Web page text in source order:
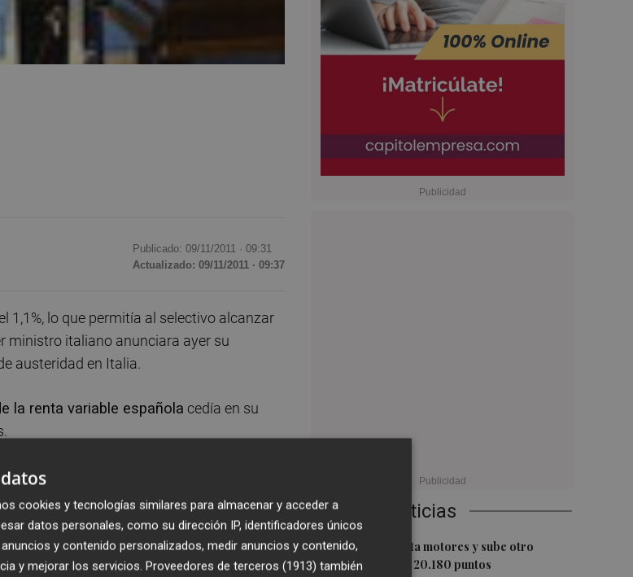
Últimas Noticias
1El Ibex 35 aprieta motores y sube otro
0,62%, hasta los 20.180 puntos
Publicado: 09/11/2011 · 09:31
Actualizado: 09/11/2011 · 09:37
1,1%, lo que permitía al selectivo alcanzar
ministro italiano anunciara ayer su
austeridad en Italia.
la renta variable española cedía en su
de la apertura con
(+0,87%),Bankinter(+0,66%),
la aseguradoraMapfre(+1,85%),
cookies y tecnologías similares para almacenar y acceder a
datos personales, como su dirección IP, identificadores únicos
y contenido personalizados, medir anuncios y contenido,
y mejorar los servicios. Proveedores de terceros (1913) también